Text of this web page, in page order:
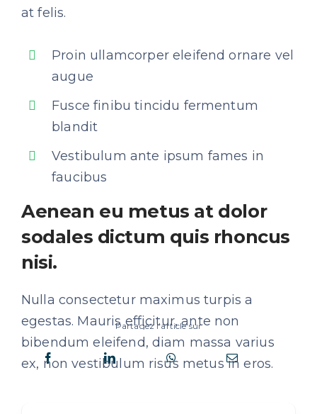
at felis.
Proin ullamcorper eleifend ornare vel
augue
Fusce finibu tincidu fermentum
blandit
Vestibulum ante ipsum fames in
faucibus
Aenean eu metus at dolor
sodales dictum quis rhoncus
nisi.
Nulla consectetur maximus turpis a
egestas. Mauris efficitur, ante non
bibendum eleifend, diam massa varius
ex, non vestibulum risus metus in eros.
Partagez l'article sur